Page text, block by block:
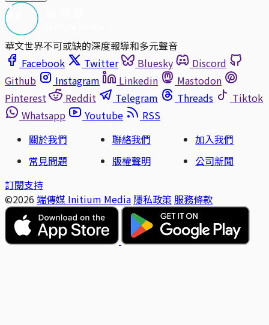
華文世界不可或缺的深度報導和多元聲音
Facebook
Twitter Bluesky
Discord
Github
Instagram Linkedin
Mastodon
Pinterest
Reddit Telegram Threads
Tiktok
Whatsapp
Youtube
RSS
關於我們
聯絡我們
加入我們
常見問題
版權聲明
公司新聞
訂閱支持
©2026 端傳媒 Initium Media 隱私政策 服務條款